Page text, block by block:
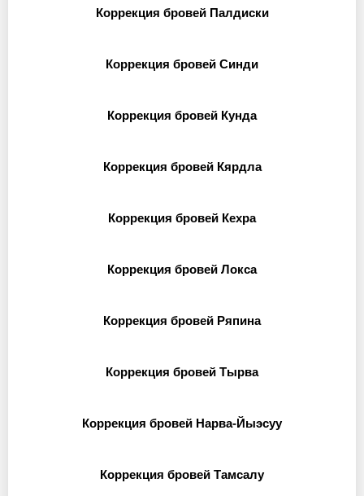
Коррекция бровей Палдиски
Коррекция бровей Синди
Коррекция бровей Кунда
Коррекция бровей Кярдла
Коррекция бровей Кехра
Коррекция бровей Локса
Коррекция бровей Ряпина
Коррекция бровей Тырва
Коррекция бровей Нарва-Йыэсуу
Коррекция бровей Тамсалу